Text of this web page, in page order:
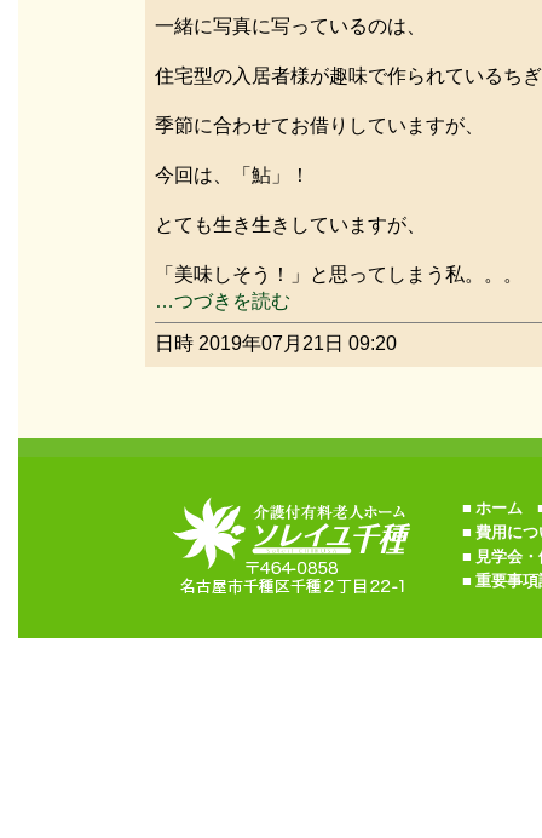
一緒に写真に写っているのは、
住宅型の入居者様が趣味で作られているち
季節に合わせてお借りしていますが、
今回は、「鮎」！
とても生き生きしていますが、
「美味しそう！」と思ってしまう私。。。
…つづきを読む
日時 2019年07月21日 09:20
■ ホーム
■ 費用につ
■ 見学会
■ 重要事項